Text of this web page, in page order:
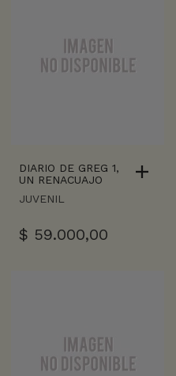
DIARIO DE GREG 1,
UN RENACUAJO
JUVENIL
$ 59.000,00